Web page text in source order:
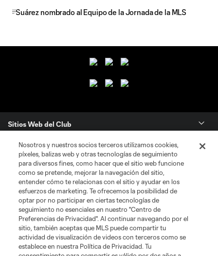
Suárez nombrado al Equipo de la Jornada de la MLS
Sitios Web del Club
Club
Tickets
News
MLSSOCCER.COM
Nosotros y nuestros socios terceros utilizamos cookies,
píxeles, balizas web y otras tecnologías de seguimiento
para diversos fines, como hacer que el sitio web funcione
como se pretende, mejorar la navegación del sitio,
entender cómo te relacionas con el sitio y ayudar en los
esfuerzos de marketing. Te ofrecemos la posibilidad de
optar por no participar en ciertas tecnologías de
seguimiento no esenciales en nuestro "Centro de
Preferencias de Privacidad". Al continuar navegando por el
sitio, también aceptas que MLS puede compartir tu
actividad de visualización de videos con terceros como se
establece en nuestra Política de Privacidad. Tu